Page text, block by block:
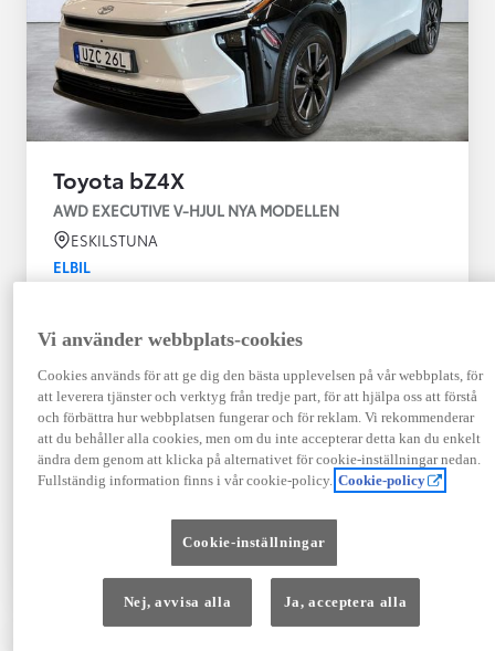
Toyota bZ4X
AWD EXECUTIVE V-HJUL NYA MODELLEN
ESKILSTUNA
ELBIL
12-2025
Elbil
Automat
Visa mer
539 900 kr
Från 6 481 kr/mån
Kontakta återförsäljare
Vi använder webbplats-cookies
Cookies används för att ge dig den bästa upplevelsen på vår webbplats, för
att leverera tjänster och verktyg från tredje part, för att hjälpa oss att förstå
och förbättra hur webbplatsen fungerar och för reklam. Vi rekommenderar
att du behåller alla cookies, men om du inte accepterar detta kan du enkelt
ändra dem genom att klicka på alternativet för cookie-inställningar nedan.
Fullständig information finns i vår cookie-policy. Cookie-policy
Cookie-inställningar
Nej, avvisa alla Ja, acceptera alla